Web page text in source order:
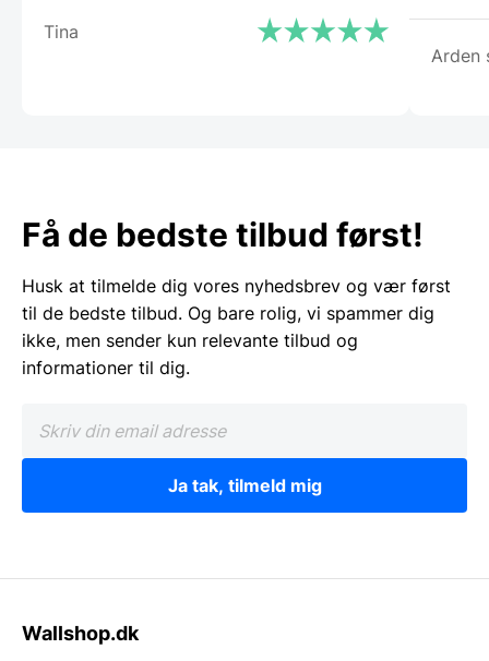
Tina
Arden
Få de bedste tilbud først!
Husk at tilmelde dig vores nyhedsbrev og vær først
til de bedste tilbud. Og bare rolig, vi spammer dig
ikke, men sender kun relevante tilbud og
informationer til dig.
Ja tak, tilmeld mig
Wallshop.dk